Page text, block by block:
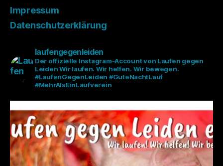
Impressum
Datenschutzerklärung
laufengegenleiden
Der offizielle Instagram-Account von Laufen gegen
LeidenWir laufen. Wir helfen. Wir bewegen.
#LaufenGegenLeiden #GuteNachtLauf
#MehrAlsEinLaufverein